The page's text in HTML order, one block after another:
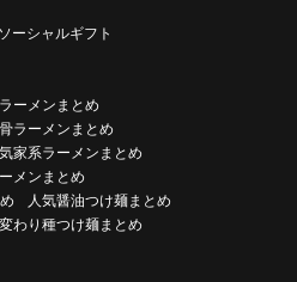
ソーシャルギフト
ーメンまとめ
ラーメンまとめ
家系ラーメンまとめ
メンまとめ
人気醤油つけ麺まとめ
わり種つけ麺まとめ